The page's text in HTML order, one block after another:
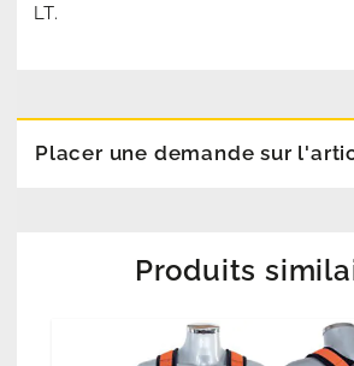
LT.
Placer une demande sur
Produits